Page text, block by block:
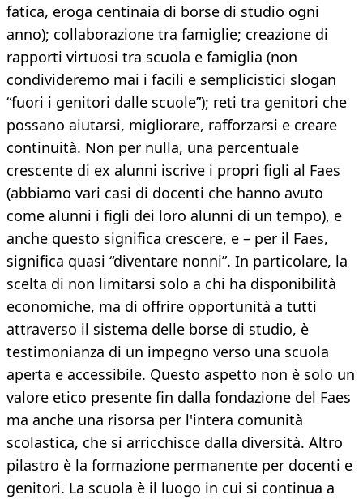
fatica, eroga centinaia di borse di studio ogni
anno); collaborazione tra famiglie; creazione di
rapporti virtuosi tra scuola e famiglia (non
condivideremo mai i facili e semplicistici slogan
“fuori i genitori dalle scuole”); reti tra genitori che
possano aiutarsi, migliorare, rafforzarsi e creare
continuità. Non per nulla, una percentuale
crescente di ex alunni iscrive i propri figli al Faes
(abbiamo vari casi di docenti che hanno avuto
come alunni i figli dei loro alunni di un tempo), e
anche questo significa crescere, e – per il Faes,
significa quasi “diventare nonni”. In particolare, la
scelta di non limitarsi solo a chi ha disponibilità
economiche, ma di offrire opportunità a tutti
attraverso il sistema delle borse di studio, è
testimonianza di un impegno verso una scuola
aperta e accessibile. Questo aspetto non è solo un
valore etico presente fin dalla fondazione del Faes
ma anche una risorsa per l'intera comunità
scolastica, che si arricchisce dalla diversità. Altro
pilastro è la formazione permanente per docenti e
genitori. La scuola è il luogo in cui si continua a